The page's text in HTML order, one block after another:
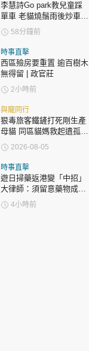
李慧詩Go park教兒童踩
單車 老貓燒鬚雨後炒車
上載短片自嘲反面教材
58分鐘前
時事直擊
西區殮房要重置 逾百樹木
無得留 | 政官莊
2小時前
與寵同行
狠毒旅客鐵鏟打死剛生產
母貓 同區貓媽救起遺孤貓
B接手哺育
2026-08-05
時事直擊
遊日掃藥返港變「中招」
大律師：須留意藥物成分
自用代購都唔係護身符
4小時前